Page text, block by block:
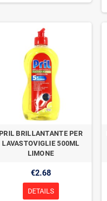
PRIL BRILLANTANTE PER
LAVASTOVIGLIE 500ML
LIMONE
€2.68
DETAILS